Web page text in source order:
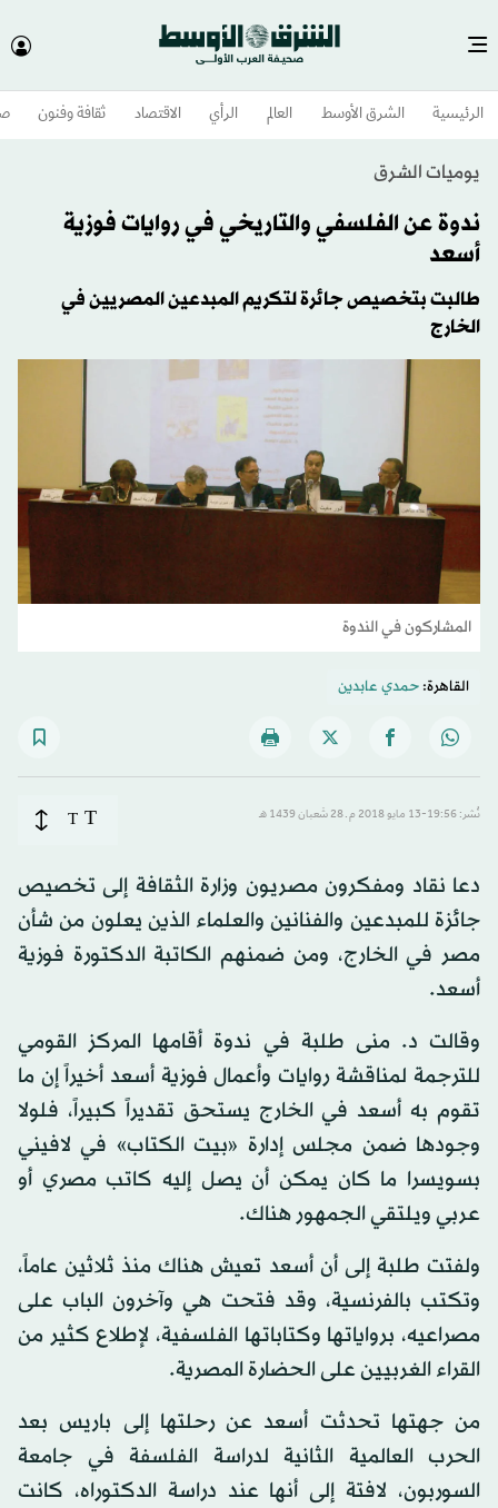
الرئيسية الشرق الأوسط​ العالم الرأي الاقتصاد ثقافة وفنون
يوميات الشرق
ندوة عن الفلسفي والتاريخي في روايات فوزية
أسعد
طالبت بتخصيص جائرة لتكريم المبدعين المصريين في
الخارج
المشاركون في الندوة
القاهرة:حمدي عابدين
نُشر: 19:56-13 مايو 2018 م ـ 28 شَعبان 1439 هـ T
T
دعا نقاد ومفكرون مصريون وزارة الثقافة إلى تخصيص
جائزة للمبدعين والفنانين والعلماء الذين يعلون من شأن
مصر في الخارج، ومن ضمنهم الكاتبة الدكتورة فوزية
أسعد.
وقالت د. منى طلبة في ندوة أقامها المركز القومي
للترجمة لمناقشة روايات وأعمال فوزية أسعد أخيراً إن ما
تقوم به أسعد في الخارج يستحق تقديراً كبيراً، فلولا
وجودها ضمن مجلس إدارة «بيت الكتاب» في لافيني
بسويسرا ما كان يمكن أن يصل إليه كاتب مصري أو
عربي ويلتقي الجمهور هناك.
ولفتت طلبة إلى أن أسعد تعيش هناك منذ ثلاثين عاماً،
وتكتب بالفرنسية، وقد فتحت هي وآخرون الباب على
مصراعيه، برواياتها وكتاباتها الفلسفية، لإطلاع كثير من
القراء الغربيين على الحضارة المصرية.
من جهتها تحدثت أسعد عن رحلتها إلى باريس بعد
الحرب العالمية الثانية لدراسة الفلسفة في جامعة
السوربون، لافتة إلى أنها عند دراسة الدكتوراه، كانت